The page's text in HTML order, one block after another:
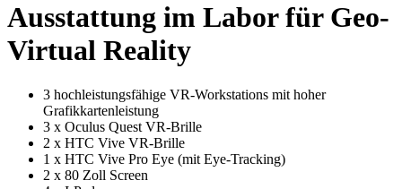
Ausstattung im Labor für Geo-
Virtual Reality
3 hochleistungsfähige VR-Workstations mit hoher
Grafikkartenleistung
3 x Oculus Quest VR-Brille
2 x HTC Vive VR-Brille
1 x HTC Vive Pro Eye (mit Eye-Tracking)
2 x 80 Zoll Screen